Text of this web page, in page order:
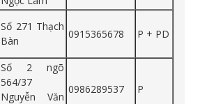
Số 271 Thạch
Bàn
0915365678 P + PD
Số 2 ngõ
564/37
Nguyễn Văn
0986289537 P